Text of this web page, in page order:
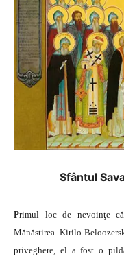
Sfântul
Primul loc de nevoinţe
Mănăstirea Kirilo-
priveghere, el a fost o